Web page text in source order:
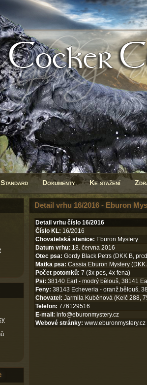
Standard Dokumenty Ke stažení
Detail vrhu 16/2016 - Eburon
Detail vrhu číslo 16/2016
Číslo KL: 16/2016
Chovatelská stanice: Eburon Mystery
Datum vrhu: 18. června 2016
Otec psa: Gordy Black Petrs (DKK B,
Matka psa: Cassia Eburon Mystery
Počet potomků: 7 (3x pes, 4x fena)
Psi: 38140 Earl - modrý bělouš, 38141
Feny: 38143 Echeveria - oranž.bělouš,
Chovatel: Jarmila Kuběnová (Kelč 288,
Telefon: 776129516
E-mail: info@eburonmystery.cz
Webové stránky: www.eburonmystery.cz